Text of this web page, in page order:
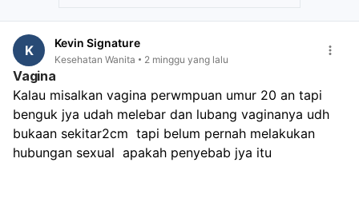
K Kevin Signature
Kesehatan Wanita 2 minggu yang lalu
Vagina
Kalau misalkan vagina perwmpuan umur 20 an tapi
benguk jya udah melebar dan lubang vaginanya udh
bukaan sekitar2cm  tapi belum pernah melakukan
hubungan sexual  apakah penyebab jya itu